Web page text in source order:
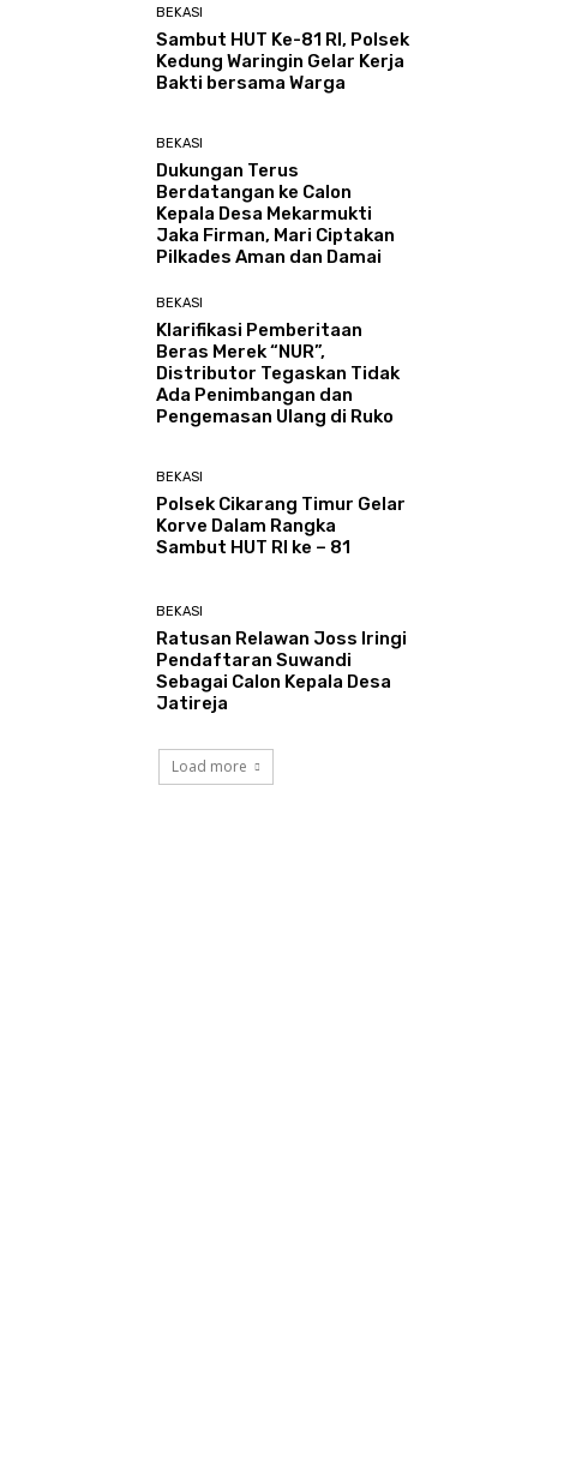
BEKASI
Sambut HUT Ke-81 RI, Polsek
Kedung Waringin Gelar Kerja
Bakti bersama Warga
BEKASI
Dukungan Terus
Berdatangan ke Calon
Kepala Desa Mekarmukti
Jaka Firman, Mari Ciptakan
Pilkades Aman dan Damai
BEKASI
Klarifikasi Pemberitaan
Beras Merek “NUR”,
Distributor Tegaskan Tidak
Ada Penimbangan dan
Pengemasan Ulang di Ruko
BEKASI
Polsek Cikarang Timur Gelar
Korve Dalam Rangka
Sambut HUT RI ke – 81
BEKASI
Ratusan Relawan Joss Iringi
Pendaftaran Suwandi
Sebagai Calon Kepala Desa
Jatireja
Load more